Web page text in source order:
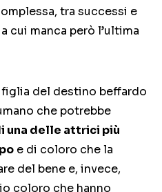
tra successi e
cui manca però l’ultima
figlia del destino beffardo
che potrebbe
una delle attrici più
e di coloro che la
del bene e, invece,
coloro che hanno